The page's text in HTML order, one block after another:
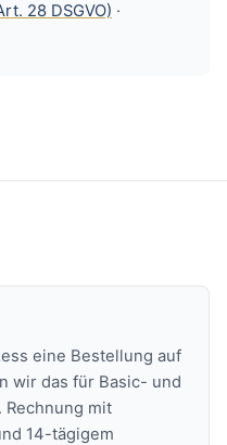
28 DSGVO) ·
eine Bestellung auf
wir das für Basic- und
Rechnung mit
14-tägigem